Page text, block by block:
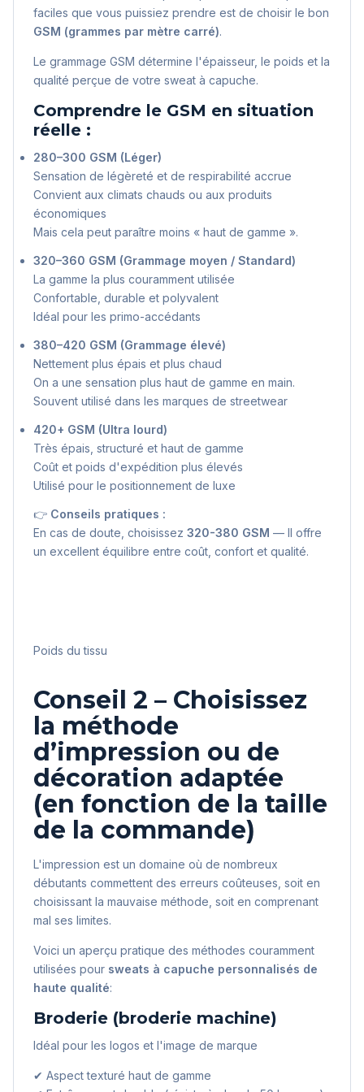
faciles que vous puissiez prendre est de choisir le bon
GSM (grammes par mètre carré).
Le grammage GSM détermine l'épaisseur, le poids et la
qualité perçue de votre sweat à capuche.
Comprendre le GSM en situation
réelle :
280–300 GSM (Léger)
Sensation de légèreté et de respirabilité accrue
Convient aux climats chauds ou aux produits
économiques
Mais cela peut paraître moins « haut de gamme ».
320–360 GSM (Grammage moyen / Standard)
La gamme la plus couramment utilisée
Confortable, durable et polyvalent
Idéal pour les primo-accédants
380–420 GSM (Grammage élevé)
Nettement plus épais et plus chaud
On a une sensation plus haut de gamme en main.
Souvent utilisé dans les marques de streetwear
420+ GSM (Ultra lourd)
Très épais, structuré et haut de gamme
Coût et poids d'expédition plus élevés
Utilisé pour le positionnement de luxe
👉 Conseils pratiques :
En cas de doute, choisissez 320-380 GSM — Il offre
un excellent équilibre entre coût, confort et qualité.
Poids du tissu
Conseil 2 – Choisissez
la méthode
d’impression ou de
décoration adaptée
(en fonction de la taille
de la commande)
L'impression est un domaine où de nombreux
débutants commettent des erreurs coûteuses, soit en
choisissant la mauvaise méthode, soit en comprenant
mal ses limites.
Voici un aperçu pratique des méthodes couramment
utilisées pour sweats à capuche personnalisés de
haute qualité:
Broderie (broderie machine)
Idéal pour les logos et l'image de marque
✔ Aspect texturé haut de gamme